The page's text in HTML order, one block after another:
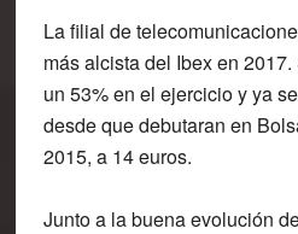
La filial de
más alcista del Ibex en
un 53% en el ejercicio y ya
desde que debutaran en
2015, a 14 euros.
Junto a la buena evolución